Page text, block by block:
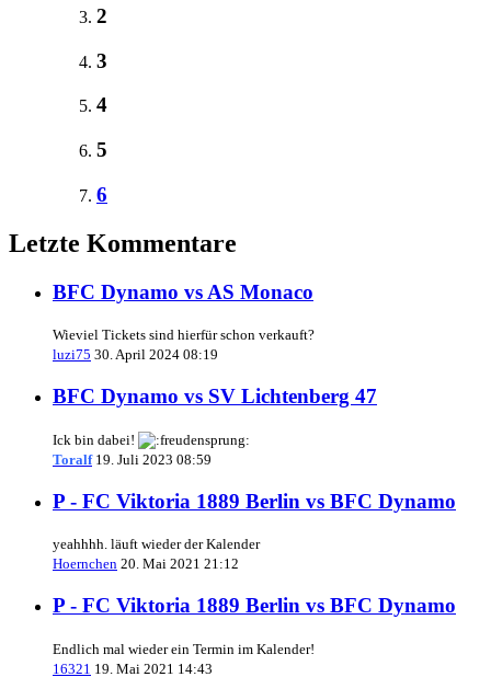
2
3
4
5
6
Letzte Kommentare
BFC Dynamo vs AS Monaco
Wieviel Tickets sind hierfür schon verkauft?
luzi75 30. April 2024 08:19
BFC Dynamo vs SV Lichtenberg 47
Ick bin dabei!
Toralf 19. Juli 2023 08:59
P - FC Viktoria 1889 Berlin vs BFC Dynamo
yeahhhh. läuft wieder der Kalender
Hoernchen 20. Mai 2021 21:12
P - FC Viktoria 1889 Berlin vs BFC Dynamo
Endlich mal wieder ein Termin im Kalender!
16321 19. Mai 2021 14:43